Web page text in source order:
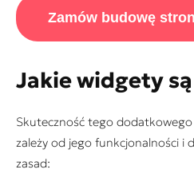
Zamów budowę
Jakie widgety
Skuteczność tego
zależy od jego funkcjonalności i
zasad: